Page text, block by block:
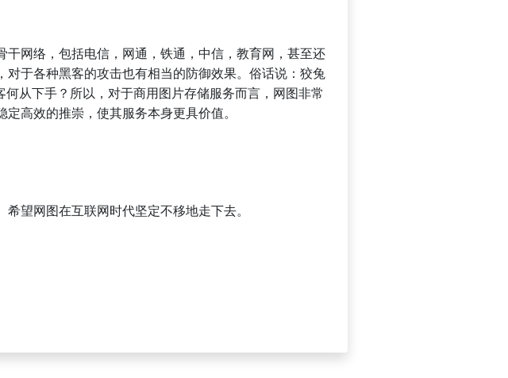
网络，包括电信，网通，铁通，中信，教育网，甚至还
于各种黑客的攻击也有相当的防御效果。俗话说：狡兔
从下手？所以，对于商用图片存储服务而言，网图非常
高效的推崇，使其服务本身更具价值。
望网图在互联网时代坚定不移地走下去。